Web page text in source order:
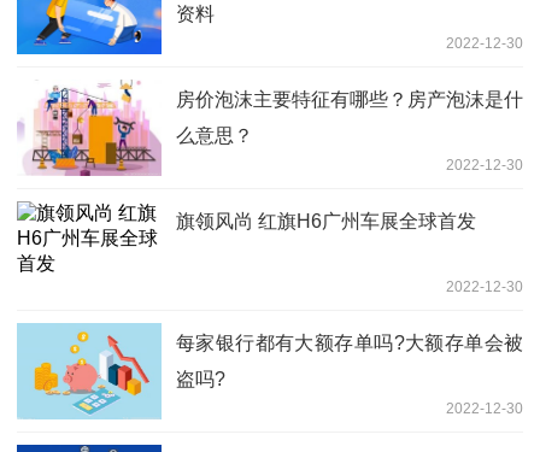
资料
2022-12-30
房价泡沫主要特征有哪些？房产泡沫是什
么意思？
2022-12-30
旗领风尚 红旗H6广州车展全球首发
2022-12-30
每家银行都有大额存单吗?大额存单会被
盗吗?
2022-12-30